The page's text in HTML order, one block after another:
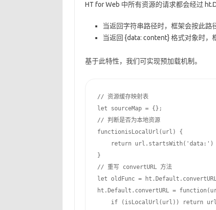
HT for Web 中所有资源的请求都会经过
当返回字符串路径时，框架会按此路
当返回 {data: content} 格式对象时，
基于此特性，我们可实现预加载机制。
// 资源缓存映射表
let sourceMap = {};
// 判断是否为本地资源
functionisLocalUrl(url) {
return
}
// 重写 convertURL 方法
let oldFunc =
ht.Default.convertURL =
if (isLocalUrl(url)) return